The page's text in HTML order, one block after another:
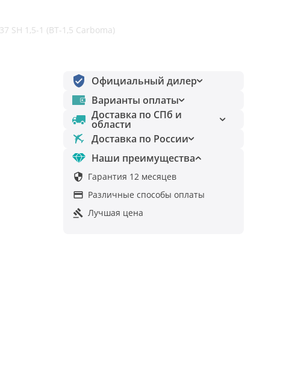
SH 1,5-1 (ВТ-1,5 Carboma)
Официальный дилер
Варианты оплаты
Доставка по СПб и
области
Доставка по России
Наши преимущества
 Гарантия 12 месяцев
 Различные способы оплаты
 Лучшая цена